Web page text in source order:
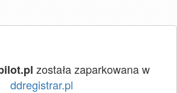
została zaparkowana w
ddregistrar.pl